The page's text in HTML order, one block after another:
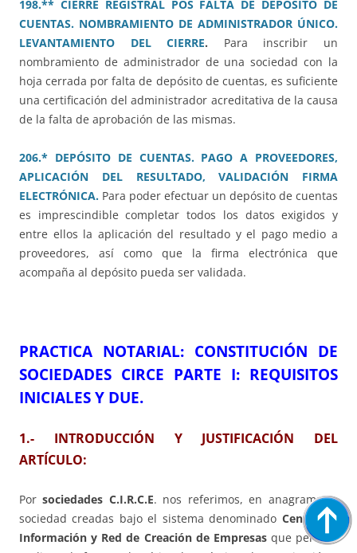
198.** CIERRE REGISTRAL POS FALTA DE DEPÓSITO DE
CUENTAS. NOMBRAMIENTO DE ADMINISTRADOR ÚNICO.
LEVANTAMIENTO DEL CIERRE. Para inscribir un
nombramiento de administrador de una sociedad con la
hoja cerrada por falta de depósito de cuentas, es suficiente
una certificación del administrador acreditativa de la causa
de la falta de aprobación de las mismas.
206.* DEPÓSITO DE CUENTAS. PAGO A PROVEEDORES,
APLICACIÓN DEL RESULTADO, VALIDACIÓN FIRMA
ELECTRÓNICA. Para poder efectuar un depósito de cuentas
es imprescindible completar todos los datos exigidos y
entre ellos la aplicación del resultado y el pago medio a
proveedores, así como que la firma electrónica que
acompaña al depósito pueda ser validada.
PRACTICA NOTARIAL: CONSTITUCIÓN DE
SOCIEDADES CIRCE PARTE I: REQUISITOS
INICIALES Y DUE.
1.- INTRODUCCIÓN Y JUSTIFICACIÓN DEL
ARTÍCULO:
Por sociedades C.I.R.C.E. nos referimos, en anagrama, a
sociedad creadas bajo el sistema denominado Centro de
Información y Red de Creación de Empresas que permite